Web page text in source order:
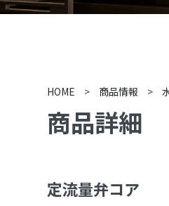
HOME > 商品情報 >
商品詳細
定流量弁コア